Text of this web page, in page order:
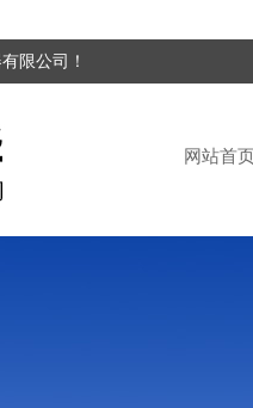
限公司！
网站首